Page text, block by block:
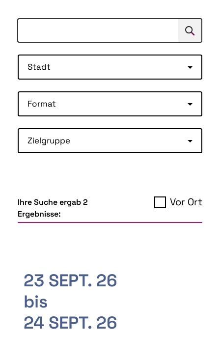
Suchen
Stadt
Format
Zielgruppe
Ihre Suche ergab 2
Ergebnisse:
Vor Ort
23 SEPT. 26
bis
24 SEPT. 26